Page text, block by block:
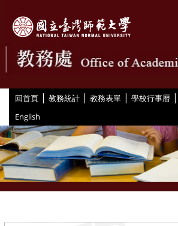
回首頁 | 教務統計 | 教務表單 | 學校行事曆 |
English